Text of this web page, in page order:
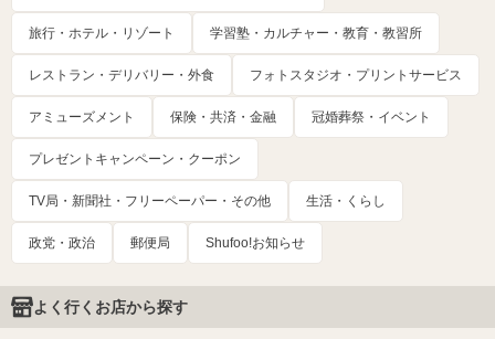
旅行・ホテル・リゾート 学習塾・カルチャー・教育・教習所
レストラン・デリバリー・外食 フォトスタジオ・プリントサービス
アミューズメント 保険・共済・金融 冠婚葬祭・イベント
プレゼントキャンペーン・クーポン
TV局・新聞社・フリーペーパー・その他 生活・くらし
政党・政治 郵便局 Shufoo!お知らせ
よく行くお店から探す